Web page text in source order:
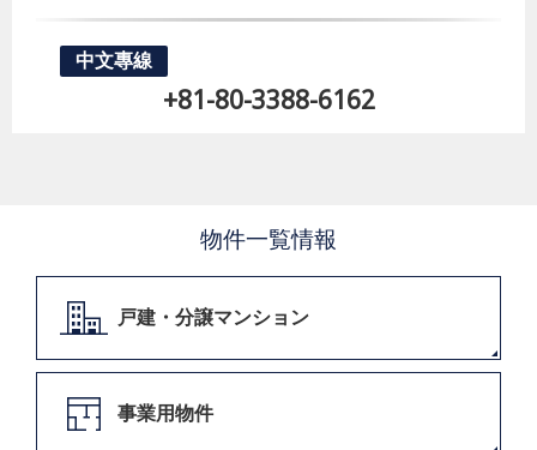
中文專線
+81-80-3388-6162
物件一覧情報
戸建・分譲マンション
事業用物件